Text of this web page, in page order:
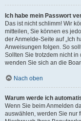
Ich habe mein Passwort
Das ist nicht schlimm! Wir
mitteilen, Sie können es
der Anmelde-Seite auf „Ich
Anweisungen folgen. So
Sollten Sie trotzdem nicht
wenden Sie sich an die
Nach oben
Warum werde ich
Wenn Sie beim Anmelden
auswählen, werden Sie nur